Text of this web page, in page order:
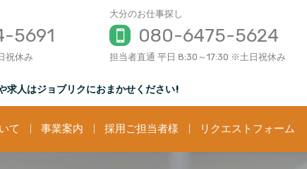
5691
祝休み
大分のお仕事探し
080-6475-5624
担当者直通 平日 8:30～17:30 ※土日祝休み
求人はジョブリクにおまかせください!
て 事業案内 採用ご担当者様 リクエストフォーム